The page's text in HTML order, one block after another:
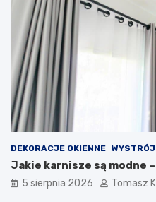
DEKORACJE OKIENNE
Jakie karnisze są modne
5 sierpnia 2026 Tomasz